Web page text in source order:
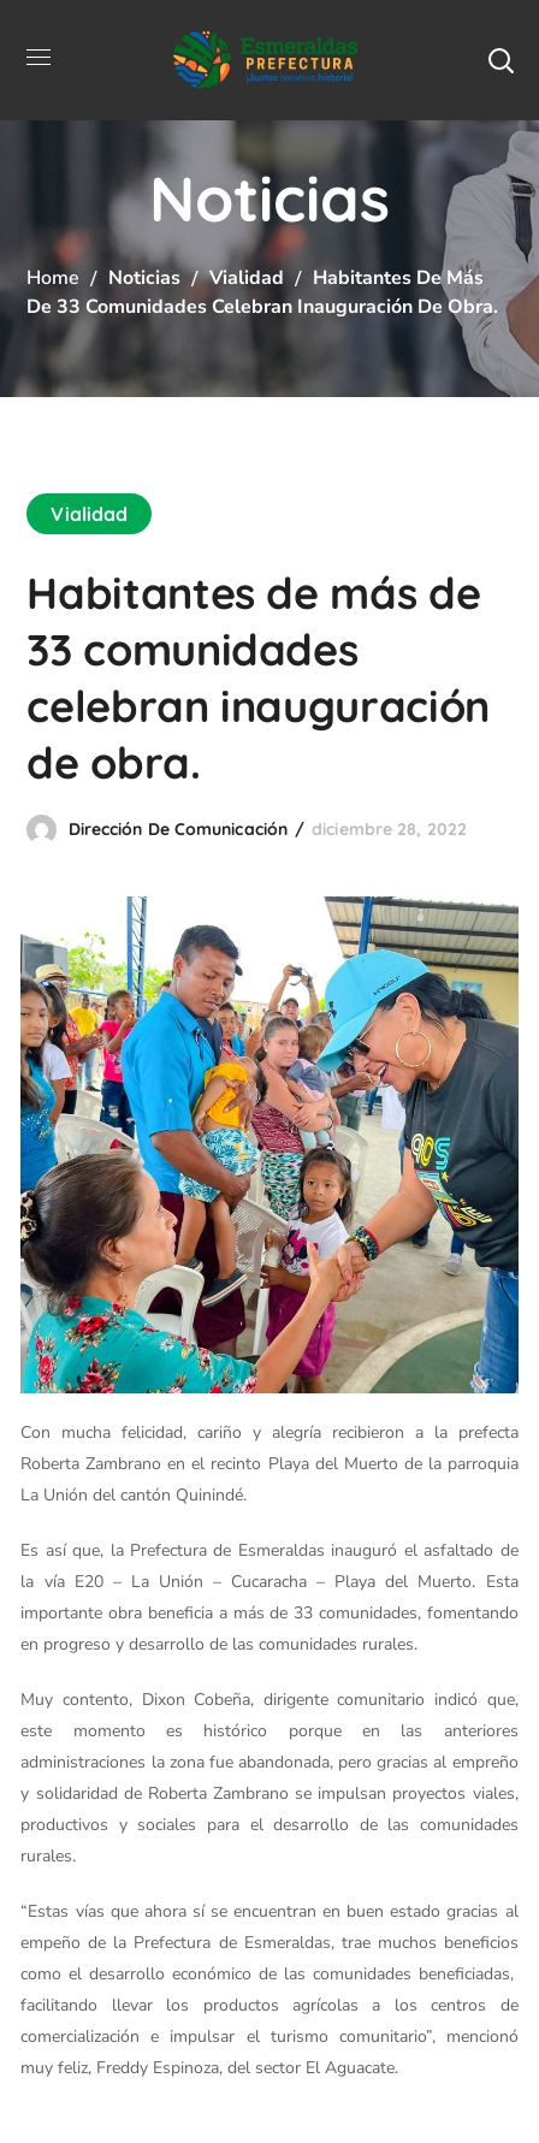
Noticias
Home Noticias Vialidad
Habitantes De Más
De 33 Comunidades Celebran Inauguración De Obra.
Vialidad
Habitantes de más de
33 comunidades
celebran inauguración
de obra.
Dirección De Comunicación diciembre 28, 2022
Con mucha felicidad, cariño y alegría recibieron a la prefecta
Roberta Zambrano en el recinto Playa del Muerto de la parroquia
La Unión del cantón Quinindé.
Es así que, la Prefectura de Esmeraldas inauguró el asfaltado de
la vía E20 – La Unión – Cucaracha – Playa del Muerto. Esta
importante obra beneficia a más de 33 comunidades, fomentando
en progreso y desarrollo de las comunidades rurales.
Muy contento, Dixon Cobeña, dirigente comunitario indicó que,
este momento es histórico porque en las anteriores
administraciones la zona fue abandonada, pero gracias al empreño
y solidaridad de Roberta Zambrano se impulsan proyectos viales,
productivos y sociales para el desarrollo de las comunidades
rurales.
“Estas vías que ahora sí se encuentran en buen estado gracias al
empeño de la Prefectura de Esmeraldas, trae muchos beneficios
como el desarrollo económico de las comunidades beneficiadas,
facilitando llevar los productos agrícolas a los centros de
comercialización e impulsar el turismo comunitario”, mencionó
muy feliz, Freddy Espinoza, del sector El Aguacate.